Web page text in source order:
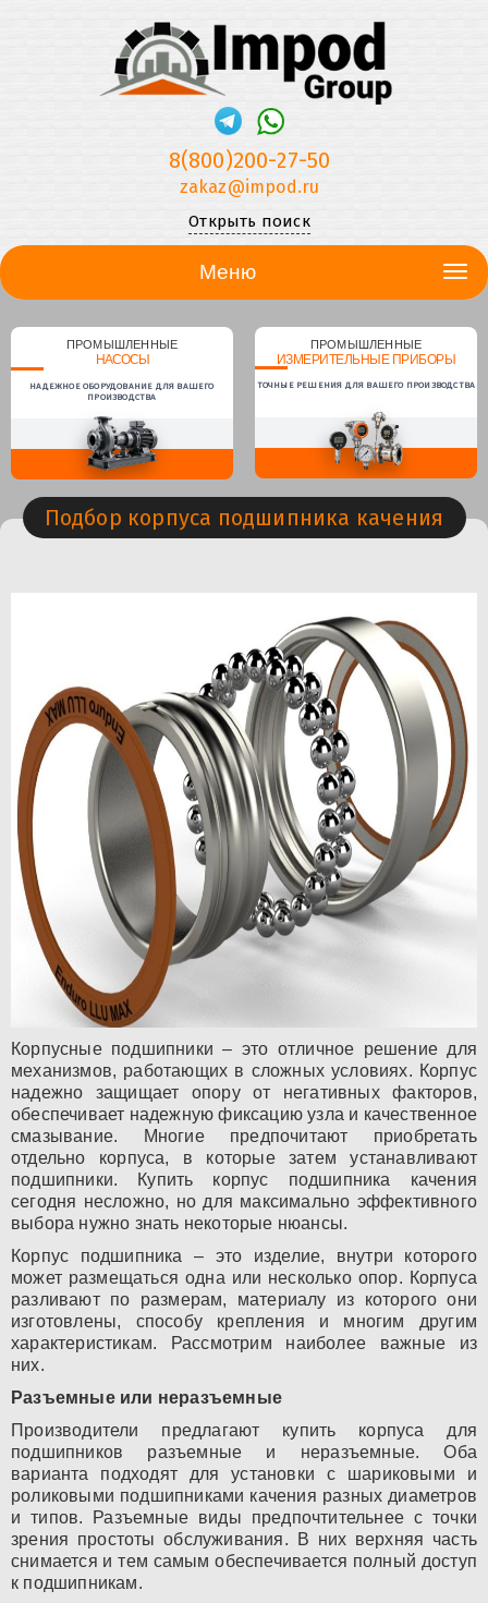
8(800)200-27-50
zakaz@impod.ru
Открыть поиск
Меню
ПРОМЫШЛЕННЫЕ
НАСОСЫ
НАДЕЖНОЕ ОБОРУДОВАНИЕ ДЛЯ ВАШЕГО
ПРОИЗВОДСТВА
ПРОМЫШЛЕННЫЕ
ИЗМЕРИТЕЛЬНЫЕ ПРИБОРЫ
ТОЧНЫЕ РЕШЕНИЯ ДЛЯ ВАШЕГО ПРОИЗВОДСТВА
Подбор корпуса подшипника качения
Корпусные подшипники – это отличное решение для
механизмов, работающих в сложных условиях. Корпус
надежно защищает опору от негативных факторов,
обеспечивает надежную фиксацию узла и качественное
смазывание. Многие предпочитают приобретать
отдельно корпуса, в которые затем устанавливают
подшипники. Купить корпус подшипника качения
сегодня несложно, но для максимально эффективного
выбора нужно знать некоторые нюансы.
Корпус подшипника – это изделие, внутри которого
может размещаться одна или несколько опор. Корпуса
разливают по размерам, материалу из которого они
изготовлены, способу крепления и многим другим
характеристикам. Рассмотрим наиболее важные из
них.
Разъемные или неразъемные
Производители предлагают купить корпуса для
подшипников разъемные и неразъемные. Оба
варианта подходят для установки с шариковыми и
роликовыми подшипниками качения разных диаметров
и типов. Разъемные виды предпочтительнее с точки
зрения простоты обслуживания. В них верхняя часть
снимается и тем самым обеспечивается полный доступ
к подшипникам.